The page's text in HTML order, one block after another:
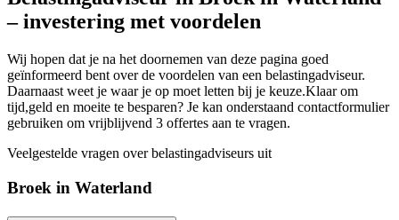
– investering met voordelen
Wij hopen dat je na het doornemen van deze pagina goed
geïnformeerd bent over de voordelen van een belastingadviseur.
Daarnaast weet je waar je op moet letten bij je keuze.Klaar om
tijd,geld en moeite te besparen? Je kan onderstaand contactformulier
gebruiken om vrijblijvend 3 offertes aan te vragen.
Veelgestelde vragen over belastingadviseurs uit
Broek in Waterland